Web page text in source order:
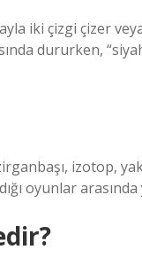
iki çizgi çizer
dururken,
izotop,
oyunlar arasında